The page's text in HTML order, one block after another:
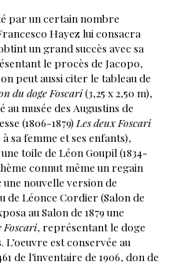
par un certain nombre
Hayez lui consacra
un grand succès avec sa
le procès de Jacopo,
peut aussi citer le tableau de
du doge Foscari(3,25 x 2,50 m),
au musée des Augustins de
(1806-1879) Les deux Foscari
sa femme et ses enfants),
toile de Léon Goupil (1834-
connut même un regain
une nouvelle version de
de Léonce Cordier (Salon de
au Salon de 1879 une
Foscari, représentant le doge
est conservée au
de l’inventaire de 1906, don de